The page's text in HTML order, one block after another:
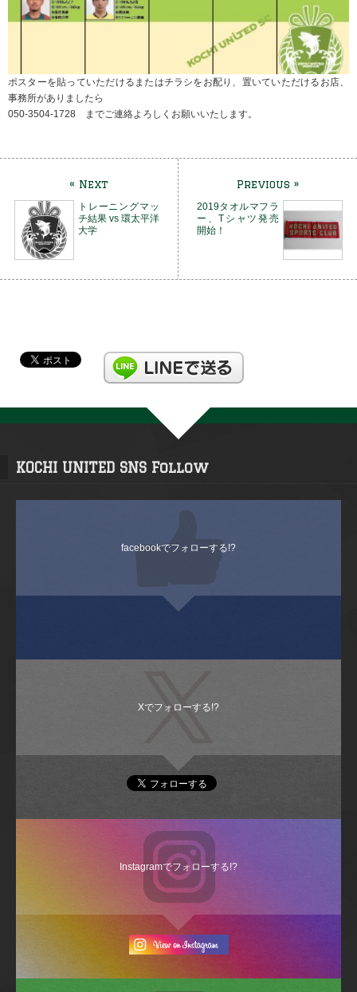
ポスターを貼っていただけるまたはチラシをお配り、置いていただけるお店、
事務所がありましたら
050-3504-1728 までご連絡よろしくお願いいたします。
« Next
トレーニングマッ
チ結果 vs 環太平洋
大学
Previous »
2019タオルマフラ
ー、Tシャツ発売
開始！
KOCHI UNITED SNS Follow
facebookでフォローする!?
Xでフォローする!?
Instagramでフォローする!?